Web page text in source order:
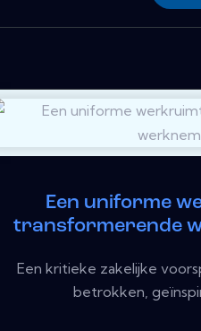
Een uniforme
transformerende
Een kritieke zakelijke
betrokken,